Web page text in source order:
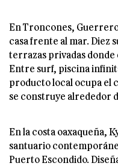
En Troncones,
casa frente al mar. Diez
terrazas privadas donde
Entre surf, piscina
producto local ocupa el
se construye alrededor
En la costa oaxaqueña,
santuario
Puerto Escondido.